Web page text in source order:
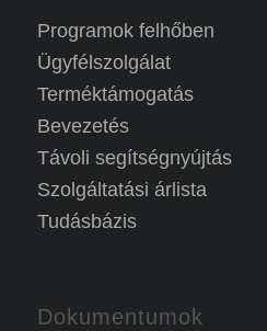
Programok felhőben
Ügyfélszolgálat
Terméktámogatás
Bevezetés
Távoli segítségnyújtás
Szolgáltatási árlista
Tudásbázis
Dokumentumok